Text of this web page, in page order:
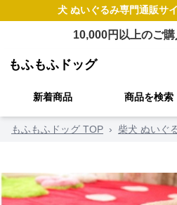
犬 ぬいぐるみ専門通販サ
10,000円以上のご
もふもふドッグ
新着商品 商品を検索
もふもふドッグ TOP › 柴犬 ぬいぐ